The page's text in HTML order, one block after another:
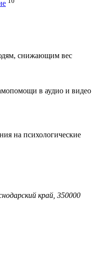
снижающим вес
в аудио и видео
на психологические
край, 350000